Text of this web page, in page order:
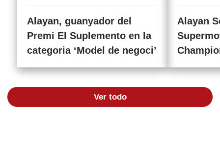
Alayan, guanyador del
Premi El Suplemento en la
categoria ‘Model de negoci’
Alayan
Ver todo